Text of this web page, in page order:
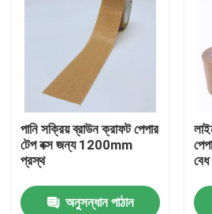
ভিআর শো
আমাদের সম্বন্ধে
কারখানা পরিদর্শন
পানি সক্রিয় ব্রাউন ক্রাফট পেপার
টেপ বক্স জন্য 1200mm
প্রস্থ
অনুসন্ধান পাঠান
বেধ